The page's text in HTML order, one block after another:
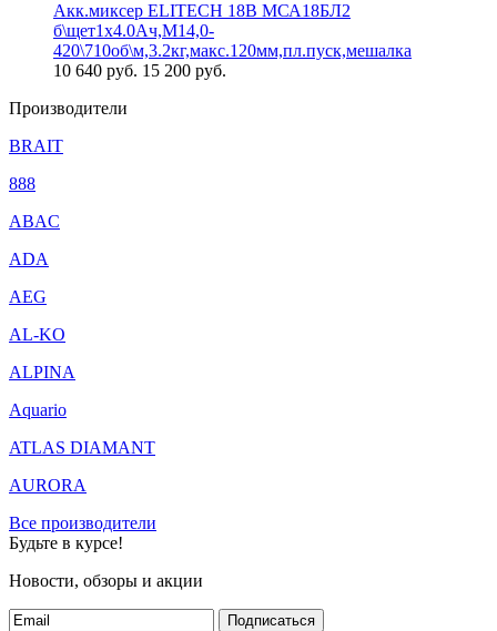
Акк.миксер ELITECH 18В МСА18БЛ2
б\щет1х4.0Ач,М14,0-
420\710об\м,3.2кг,макс.120мм,пл.пуск,мешалка
10 640 руб. 15 200 руб.
Производители
BRAIT
888
ABAC
ADA
AEG
AL-KO
ALPINA
Aquario
ATLAS DIAMANT
AURORA
Все производители
Будьте в курсе!
Новости, обзоры и акции
Подписаться